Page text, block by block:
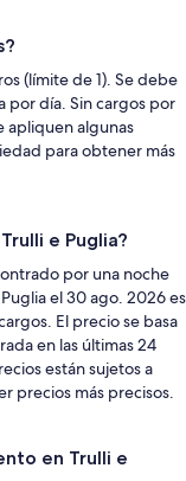
(límite de 1). Se debe
por día. Sin cargos por
apliquen algunas
para obtener más
e Puglia?
por una noche
el 30 ago. 2026 es
El precio se basa
en las últimas 24
están sujetos a
precios más precisos.
en Trulli e